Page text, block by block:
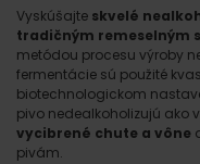
Vyskúšajte skvelé
tradičným remeselným
metódou procesu výroby
fermentácie sú použité
biotechnologickom
pivo nedealkoholizujú ako
vycibrené chute a vône
pivám.